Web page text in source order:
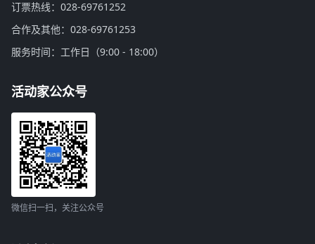
订票热线：028-69761252
合作及其他：028-69761253
服务时间：工作日（9:00 - 18:00）
活动家公众号
微信扫一扫，关注公众号